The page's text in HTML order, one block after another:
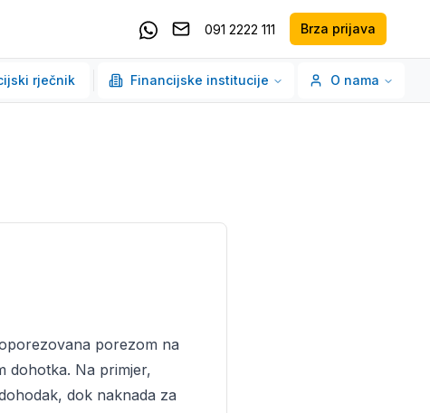
Kontaktirajte nas putem Whatsappa
091 2222 111 Brza prijava
rječnik Financijske institucije O nama
porezom na
dohotka. Na primjer,
dok naknada za